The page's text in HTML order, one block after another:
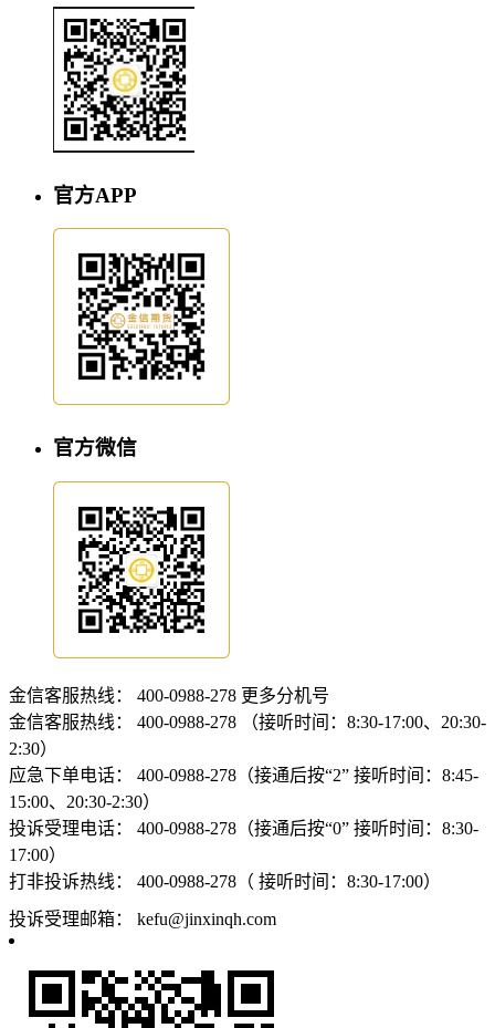
官方APP
官方微信
金信客服热线： 400-0988-278 更多分机号
金信客服热线：
400-0988-278 （接听时间：8:30-17:00、20:30-
2:30）
应急下单电话：
400-0988-278（接通后按“2” 接听时间：8:45-
15:00、20:30-2:30）
投诉受理电话：
400-0988-278（接通后按“0” 接听时间：8:30-
17:00）
打非投诉热线：
400-0988-278（ 接听时间：8:30-17:00）
投诉受理邮箱：
kefu@jinxinqh.com